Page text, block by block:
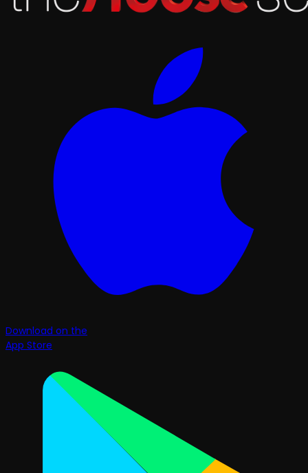
Download on the
App Store